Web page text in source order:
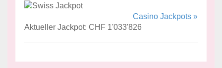
Casino Jackpots »
Aktueller Jackpot: CHF 1'033'826